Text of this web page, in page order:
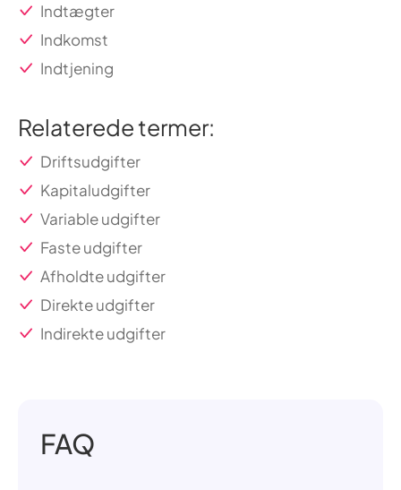
Indtægter
Indkomst
Indtjening
Relaterede termer:
Driftsudgifter
Kapitaludgifter
Variable udgifter
Faste udgifter
Afholdte udgifter
Direkte udgifter
Indirekte udgifter
FAQ